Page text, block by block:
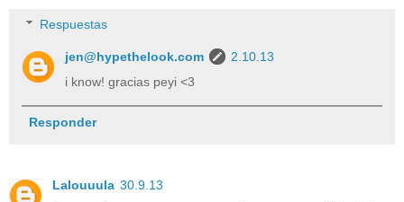
Respuestas
jen@hypethelook.com
2.10.13
i know! gracias peyi <3
Responder
Lalouuula 30.9.13